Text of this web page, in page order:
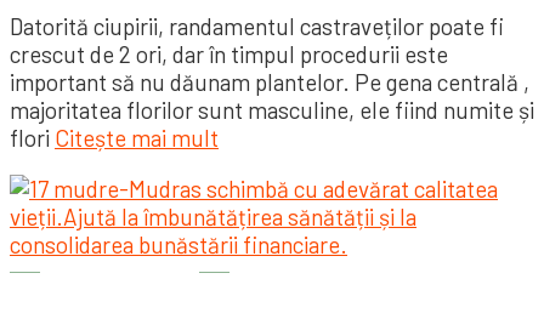
Datorită ciupirii, randamentul castraveților poate fi
crescut de 2 ori, dar în timpul procedurii este
important să nu dăunam plantelor. Pe gena centrală ,
majoritatea florilor sunt masculine, ele fiind numite și
flori Citește mai mult